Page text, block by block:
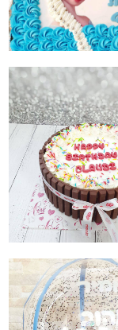
התקשר/י
הולדת שמח
התקשר/י